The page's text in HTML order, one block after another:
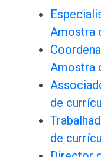
Amostra
Amostra
de
de